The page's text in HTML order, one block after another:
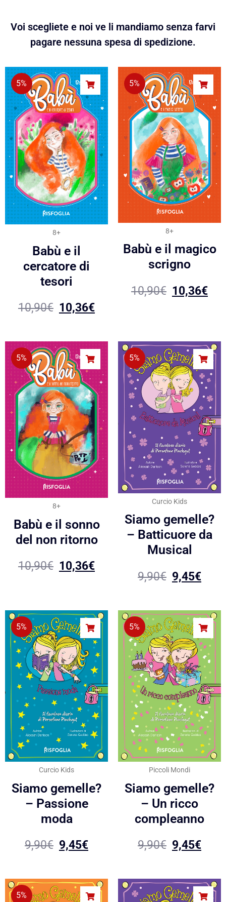
Voi scegliete e noi ve li mandiamo senza farvi
pagare nessuna spesa di spedizione.
5%
8+
Babù e il
cercatore di
tesori
10,90€ 10,36€
5%
8+
Babù e il magico
scrigno
10,90€ 10,36€
5%
8+
Babù e il sonno
del non ritorno
10,90€ 10,36€
5%
Curcio Kids
Siamo gemelle?
– Batticuore da
Musical
9,90€ 9,45€
5%
Curcio Kids
Siamo gemelle?
– Passione
moda
9,90€ 9,45€
5%
Piccoli Mondi
Siamo gemelle?
– Un ricco
compleanno
9,90€ 9,45€
5%